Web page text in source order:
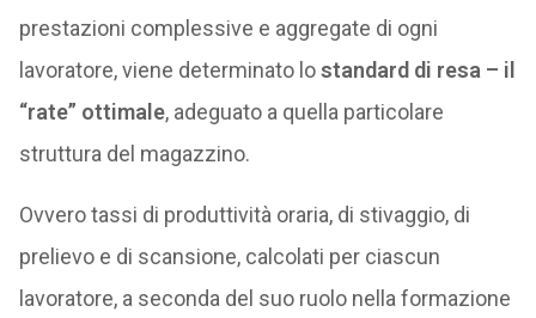
prestazioni complessive e aggregate di ogni
lavoratore, viene determinato lostandard di resa – il
“rate” ottimale, adeguato a quella particolare
struttura del magazzino.
Ovvero tassi di produttività oraria, di stivaggio, di
prelievo e di scansione, calcolati per ciascun
lavoratore, a seconda del suo ruolo nella formazione